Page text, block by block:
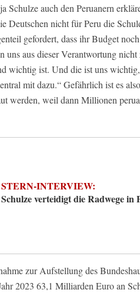
Schulze auch den Peruanern
Deutschen nicht für Peru die
gefordert, dass ihr Budget
uns aus dieser Verantwortung nicht
wichtig ist. Und die ist uns
mit dazu.“ Gefährlich ist es
werden, weil dann Millionen
STERN-INTERVIEW:
Schulze verteidigt die Radwege in
zur Aufstellung des
2023 63,1 Milliarden Euro an